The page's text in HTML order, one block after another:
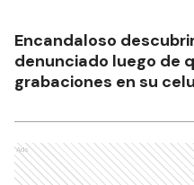
Encandaloso
denunciado luego de
grabaciones en su
Ads